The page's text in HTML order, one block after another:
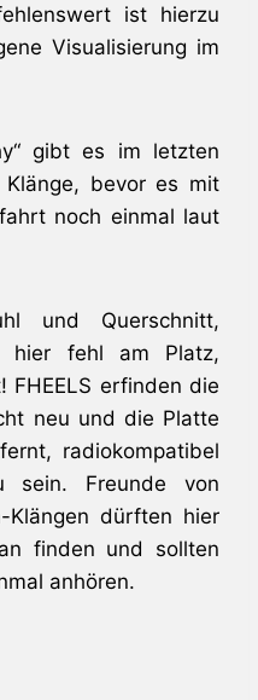
ist hierzu
Visualisierung im
gibt es im letzten
bevor es mit
noch einmal laut
und Querschnitt,
hier fehl am Platz,
FHEELS erfinden die
neu und die Platte
radiokompatibel
sein. Freunde von
dürften hier
finden und sollten
anhören.